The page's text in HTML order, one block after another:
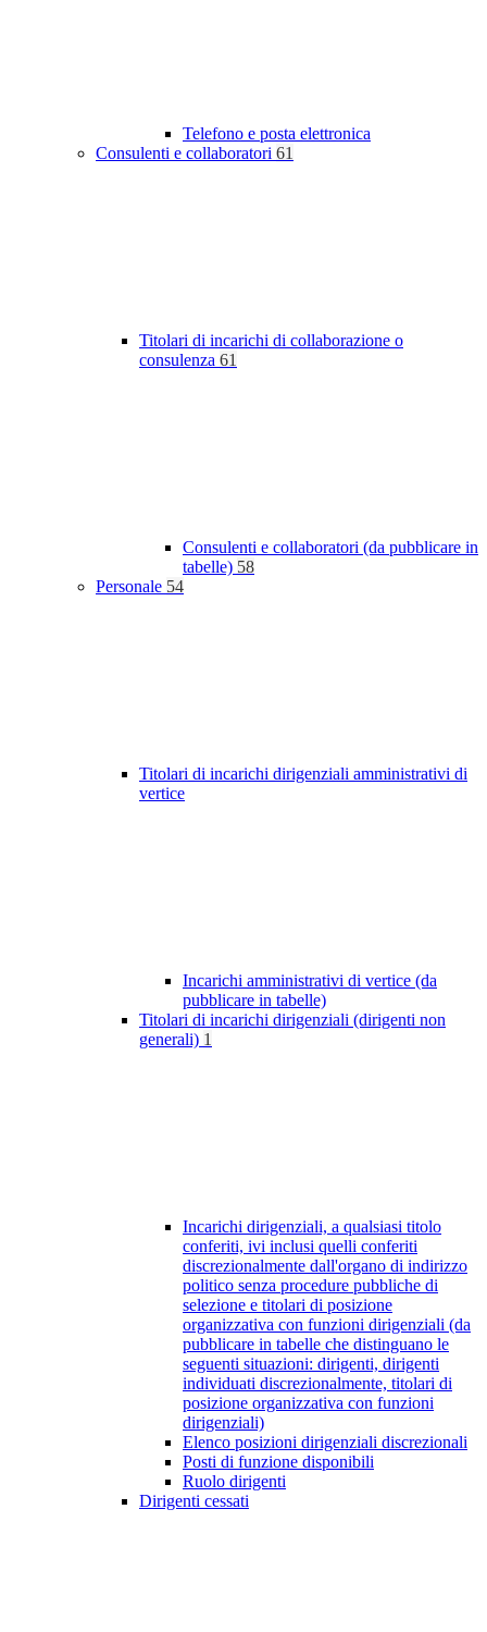
Telefono e posta elettronica
Consulenti e collaboratori 61
Titolari di incarichi di collaborazione o
consulenza 61
Consulenti e collaboratori (da pubblicare in
tabelle) 58
Personale 54
Titolari di incarichi dirigenziali amministrativi di
vertice
Incarichi amministrativi di vertice (da
pubblicare in tabelle)
Titolari di incarichi dirigenziali (dirigenti non
generali) 1
Incarichi dirigenziali, a qualsiasi titolo
conferiti, ivi inclusi quelli conferiti
discrezionalmente dall'organo di indirizzo
politico senza procedure pubbliche di
selezione e titolari di posizione
organizzativa con funzioni dirigenziali (da
pubblicare in tabelle che distinguano le
seguenti situazioni: dirigenti, dirigenti
individuati discrezionalmente, titolari di
posizione organizzativa con funzioni
dirigenziali)
Elenco posizioni dirigenziali discrezionali
Posti di funzione disponibili
Ruolo dirigenti
Dirigenti cessati